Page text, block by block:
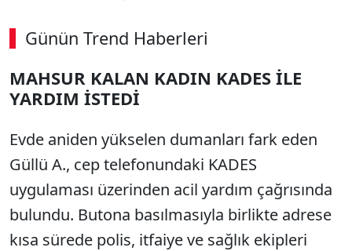
Günün Trend Haberleri
MAHSUR KALAN KADIN KADES İLE
YARDIM İSTEDİ
Evde aniden yükselen dumanları fark eden
Güllü A., cep telefonundaki KADES
uygulaması üzerinden acil yardım çağrısında
bulundu. Butona basılmasıyla birlikte adrese
kısa sürede polis, itfaiye ve sağlık ekipleri